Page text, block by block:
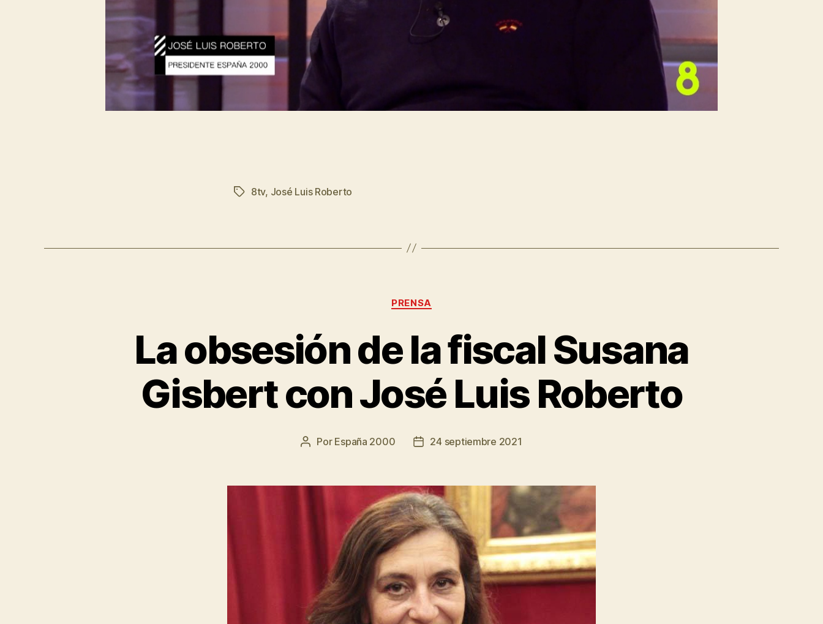
8tv, José Luis Roberto
PRENSA
La obsesión de la fiscal Susana
Gisbert con José Luis Roberto
Por España 2000 24 septiembre 2021